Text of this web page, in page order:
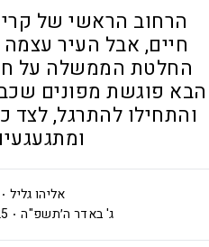
הרחוב הראשי של
חיים, אבל העיר
החלטת הממשלה על
הבא פוגשת מפונים
והתחילו להתרגל,
אליהו גליל
ג' באדר ה׳תשפ"ה